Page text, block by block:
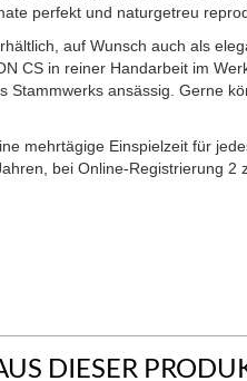
perfekt und naturgetreu
auf Wunsch auch als
CS in reiner Handarbeit im
ansässig. Gerne
mehrtägige Einspielzeit für
bei Online-Registrierung 2
DIESER